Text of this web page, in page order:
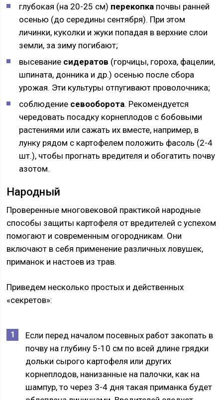
глубокая (на 20-25 см) перекопка почвы ранней
осенью (до середины сентября). При этом
личинки, куколки и жуки попадая в верхние слои
земли, за зиму погибают;
высевание сидератов (горчицы, гороха, фацелии,
шпината, донника и др.) осенью после сбора
урожая. Эти культуры отпугивают проволочника;
соблюдение севооборота. Рекомендуется
чередовать посадку корнеплодов с бобовыми
растениями или сажать их вместе, например, в
лунку рядом с картофелем положить фасоль (2-4
шт.), чтобы прогнать вредителя и обогатить почву
азотом.
Народный
Проверенные многовековой практикой народные
способы защиты картофеля от вредителей с успехом
помогают и современным огородникам. Они
включают в себя применение различных ловушек,
приманок и настоев из трав.
Приведем несколько простых и действенных
«секретов»:
Если перед началом посевных работ закопать в
почву на глубину 5-10 см по всей длине грядки
дольки сырого картофеля или других
корнеплодов, нанизанные на палочки, как на
шампур, то через 3-4 дня такая приманка будет